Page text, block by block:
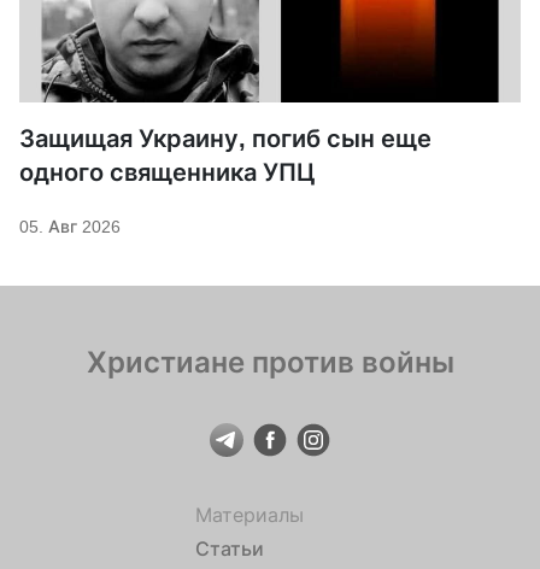
Защищая Украину, погиб сын еще
одного священника УПЦ
05. Авг 2026
Христиане против войны
Материалы
Статьи